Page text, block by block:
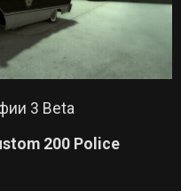
3 Beta
200 Police